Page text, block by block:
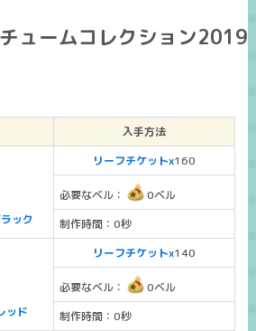
ュームコレクション2019
入手方法
ック
リーフチケットx160
必要なベル：
0ベル
制作時間：0秒
ッド
リーフチケットx140
必要なベル：
0ベル
制作時間：0秒